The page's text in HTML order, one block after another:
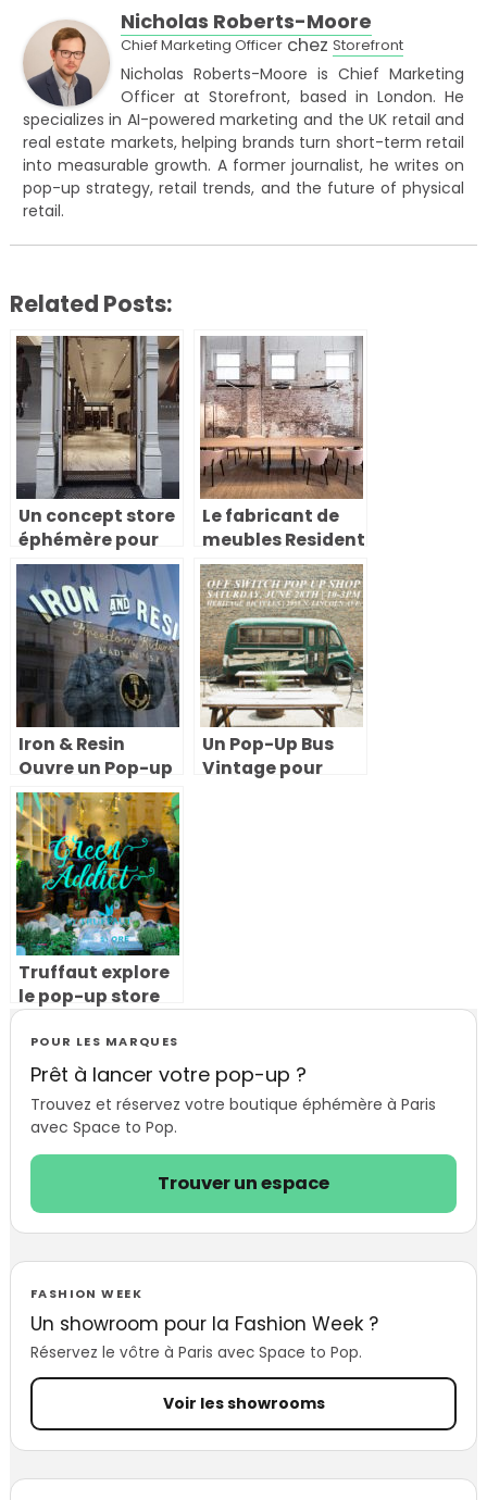
POUR LES MARQUES
Prêt à lancer votre pop-up ?
Trouvez et réservez votre boutique éphémère à Paris
avec Space to Pop.
Trouver un espace
FASHION WEEK
Un showroom pour la Fashion Week ?
Réservez le vôtre à Paris avec Space to Pop.
Voir les showrooms
Nicholas Roberts-Moore
Chief Marketing Officerchez Storefront
Nicholas Roberts-Moore is Chief Marketing
Officer at Storefront, based in London. He
specializes in AI-powered marketing and the UK retail and
real estate markets, helping brands turn short-term retail
into measurable growth. A former journalist, he writes on
pop-up strategy, retail trends, and the future of physical
retail.
Related Posts:
Un concept store
éphémère pour
une influenceuse
beauté : pourquoi
c’est une bonne
idée !
Le fabricant de
meubles Resident
ouvre son
premier pop-up
showroom à New
York
Iron & Resin
Ouvre un Pop-up
Store à North
Beach, San
Francisco
Un Pop-Up Bus
Vintage pour
Truffaut explore
le pop-up store
végétal et
s’inscrit dans la
tendance green